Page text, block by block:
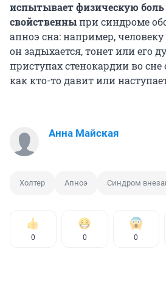
испытывает физическую
свойственныпри синдроме
апноэ сна: например,
он задыхается, тонет или его
приступах стенокардии во
как кто-то давит или
Анна Майская
Холтер Апноэ Синдром
0 0 0